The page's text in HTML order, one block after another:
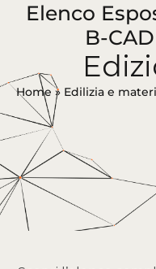
Elenco
B-
Home» Edilizia e